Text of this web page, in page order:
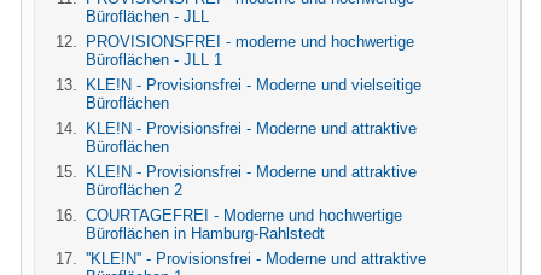
Büroflächen - JLL
PROVISIONSFREI - moderne und hochwertige
Büroflächen - JLL 1
KLE!N - Provisionsfrei - Moderne und vielseitige
Büroflächen
KLE!N - Provisionsfrei - Moderne und attraktive
Büroflächen
KLE!N - Provisionsfrei - Moderne und attraktive
Büroflächen 2
COURTAGEFREI - Moderne und hochwertige
Büroflächen in Hamburg-Rahlstedt
''KLE!N'' - Provisionsfrei - Moderne und attraktive